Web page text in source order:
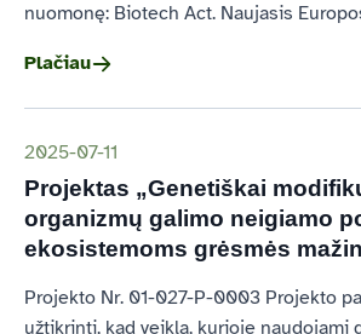
nuomonę: Biotech Act. Naujasis
Plačiau
2025-07-11
Projektas „Genetiškai
organizmų galimo neigiamo
ekosistemoms grėsmės
Projekto Nr. 01-027-P-0003 Projekto
užtikrinti, kad veikla, kurioje naudojami